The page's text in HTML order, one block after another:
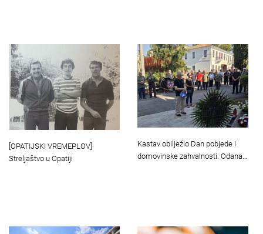
[OPATIJSKI VREMEPLOV]
Streljaštvo u Opatiji
Kastav obilježio Dan pobjede i
domovinske zahvalnosti: Odana…